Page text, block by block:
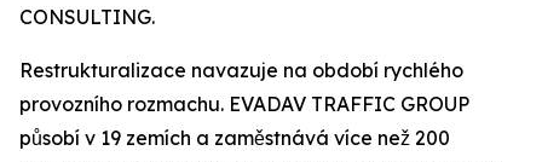
CONSULTING.
Restrukturalizace navazuje na období rychlého
provozního rozmachu. EVADAV TRAFFIC GROUP
působí v 19 zemích a zaměstnává více než 200